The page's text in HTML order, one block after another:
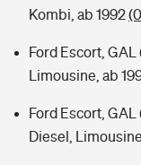
Kombi, ab 1992
Ford Escort, GAL
Limousine, ab
Ford Escort, GAL
Diesel,